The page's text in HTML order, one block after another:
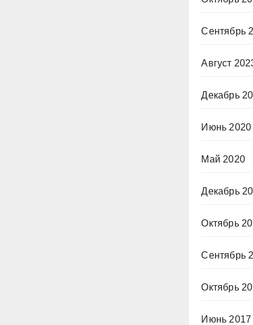
Сентябрь
Август
Декабрь
Июнь 2020
Май 2020
Декабрь
Октябрь
Сентябрь
Октябрь
Июнь 2017